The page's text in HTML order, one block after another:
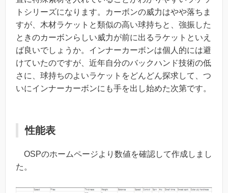
トシリーズになります。カーボンの威力はやや落ちま
すが、木材ラケットと類似の高い球持ちと、強振した
ときのカーボンらしい威力が前に出るラケットといえ
ば良いでしょうか。インナーカーボンは個人的には避
けていたのですが、近年自分のバックハンド技術の低
さに、球持ちのよいラケットをどんどん探求して、つ
いにインナーカーボンにも手を出し始めた次第です。
性能表
OSPのホームページより数値を確認して作成しまし
た。